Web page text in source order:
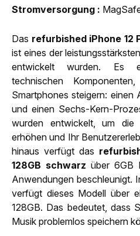
Strom­versorgung
Das refurbished iPhone 12
ist eines der
entwickelt wurden. Es
technischen
Smartphones steigern: einen
und einen Sechs-Kern-
wurden entwickelt, um
erhöhen und Ihr
hinaus verfügt das
128GB schwarz über 6GB
Anwendungen beschleunigt.
verfügt dieses Modell über
128GB. Das bedeutet, dass
Musik problemlos speichern